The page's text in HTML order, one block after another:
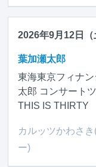
2026年9月12日（
葉加瀬太郎
東海東京フィナ
太郎 コンサート
THIS IS THIRTY
カルッツかわさ
ー)